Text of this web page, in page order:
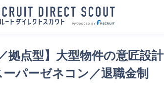
拠点型】大型物件の意匠設計
パーゼネコン／退職金制